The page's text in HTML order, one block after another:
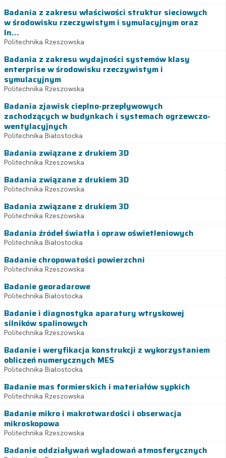
Badania z zakresu właściwości struktur sieciowych
w środowisku rzeczywistym i symulacyjnym oraz
In...
Politechnika Rzeszowska
Badania z zakresu wydajności systemów klasy
enterprise w środowisku rzeczywistym i
symulacyjnym
Politechnika Rzeszowska
Badania zjawisk cieplno-przepływowych
zachodzących w budynkach i systemach ogrzewczo-
wentylacyjnych
Politechnika Białostocka
Badania związane z drukiem 3D
Politechnika Rzeszowska
Badania związane z drukiem 3D
Politechnika Rzeszowska
Badania związane z drukiem 3D
Politechnika Rzeszowska
Badania źródeł światła i opraw oświetleniowych
Politechnika Białostocka
Badanie chropowatości powierzchni
Politechnika Rzeszowska
Badanie georadarowe
Politechnika Białostocka
Badanie i diagnostyka aparatury wtryskowej
silników spalinowych
Politechnika Rzeszowska
Badanie i weryfikacja konstrukcji z wykorzystaniem
obliczeń numerycznych MES
Politechnika Białostocka
Badanie mas formierskich i materiałów sypkich
Politechnika Rzeszowska
Badanie mikro i makrotwardości i obserwacja
mikroskopowa
Politechnika Rzeszowska
Badanie oddziaływań wyładowań atmosferycznych